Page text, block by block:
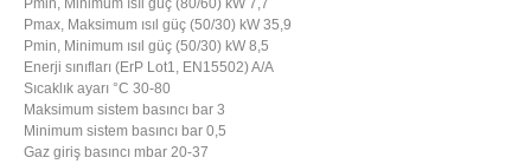
Pmin, Minimum ısıl güç (80/60) kW 7,7
Pmax, Maksimum ısıl güç (50/30) kW 35,9
Pmin, Minimum ısıl güç (50/30) kW 8,5
Enerji sınıfları (ErP Lot1, EN15502) A/A
Sıcaklık ayarı °C 30-80
Maksimum sistem basıncı bar 3
Minimum sistem basıncı bar 0,5
Gaz giriş basıncı mbar 20-37